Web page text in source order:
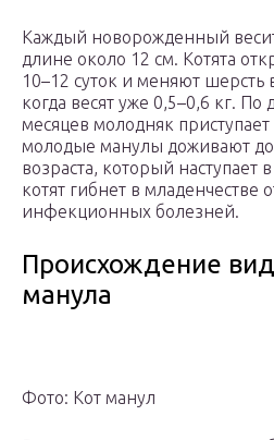
Каждый новорожденный
длине около 12 см. Котята
10–12 суток и меняют шерсть
когда весят уже 0,5–0,6 кг. По
месяцев молодняк
молодые манулы доживают
возраста, который наступает
котят гибнет в младенчестве
инфекционных болезней.
Происхождение
манула
Фото: Кот манул